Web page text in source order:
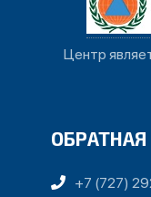
Центр
ОБРАТНАЯ
+7 (727)